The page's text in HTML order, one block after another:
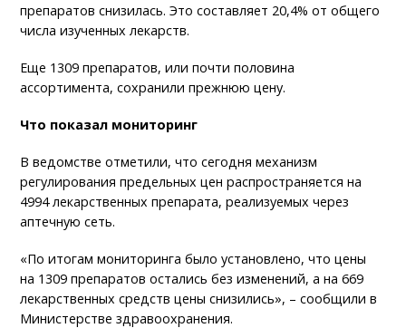
препаратов снизилась. Это составляет 20,4% от общего
числа изученных лекарств.
Еще 1309 препаратов, или почти половина
ассортимента, сохранили прежнюю цену.
Что показал мониторинг
В ведомстве отметили, что сегодня механизм
регулирования предельных цен распространяется на
4994 лекарственных препарата, реализуемых через
аптечную сеть.
«По итогам мониторинга было установлено, что цены
на 1309 препаратов остались без изменений, а на 669
лекарственных средств цены снизились», – сообщили в
Министерстве здравоохранения.